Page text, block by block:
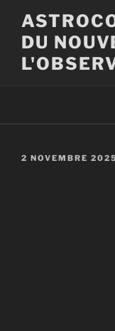
contenu
principal
DU
PUBLIÉ
2 NOVEMBRE 2025